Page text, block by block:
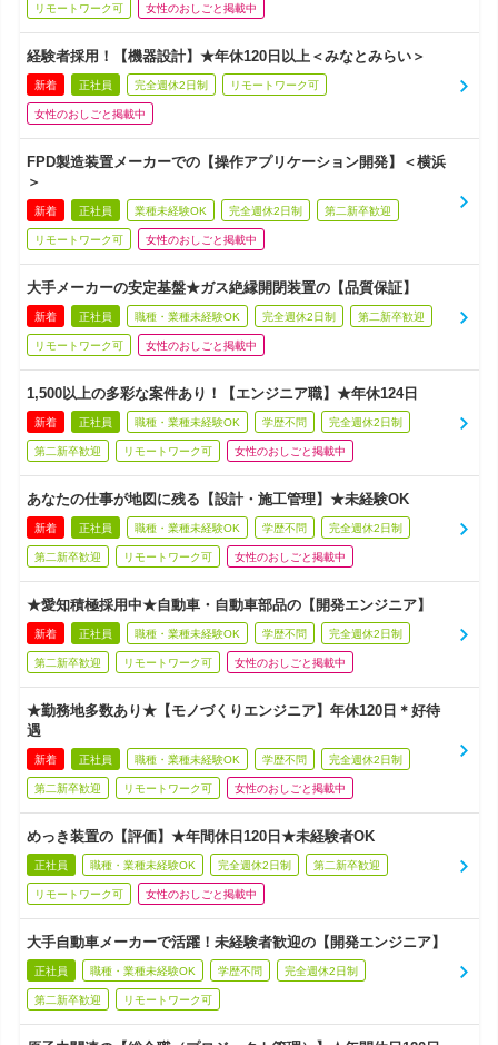
リモートワーク可 女性のおしごと掲載中
経験者採用！【機器設計】★年休120日以上＜みなとみらい＞
新着 正社員 完全週休2日制 リモートワーク可
女性のおしごと掲載中
FPD製造装置メーカーでの【操作アプリケーション開発】＜横浜
＞
新着 正社員 業種未経験OK 完全週休2日制 第二新卒歓迎
リモートワーク可 女性のおしごと掲載中
大手メーカーの安定基盤★ガス絶縁開閉装置の【品質保証】
新着 正社員 職種・業種未経験OK 完全週休2日制 第二新卒歓迎
リモートワーク可 女性のおしごと掲載中
1,500以上の多彩な案件あり！【エンジニア職】★年休124日
新着 正社員 職種・業種未経験OK 学歴不問 完全週休2日制
第二新卒歓迎 リモートワーク可 女性のおしごと掲載中
あなたの仕事が地図に残る【設計・施工管理】★未経験OK
新着 正社員 職種・業種未経験OK 学歴不問 完全週休2日制
第二新卒歓迎 リモートワーク可 女性のおしごと掲載中
★愛知積極採用中★自動車・自動車部品の【開発エンジニア】
新着 正社員 職種・業種未経験OK 学歴不問 完全週休2日制
第二新卒歓迎 リモートワーク可 女性のおしごと掲載中
★勤務地多数あり★【モノづくりエンジニア】年休120日＊好待
遇
新着 正社員 職種・業種未経験OK 学歴不問 完全週休2日制
第二新卒歓迎 リモートワーク可 女性のおしごと掲載中
めっき装置の【評価】★年間休日120日★未経験者OK
正社員 職種・業種未経験OK 完全週休2日制 第二新卒歓迎
リモートワーク可 女性のおしごと掲載中
大手自動車メーカーで活躍！未経験者歓迎の【開発エンジニア】
正社員 職種・業種未経験OK 学歴不問 完全週休2日制
第二新卒歓迎 リモートワーク可